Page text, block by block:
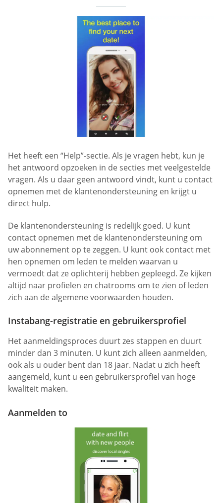
Het heeft een “Help”-sectie. Als je vragen hebt, kun je
het antwoord opzoeken in de secties met veelgestelde
vragen. Als u daar geen antwoord vindt, kunt u contact
opnemen met de klantenondersteuning en krijgt u
direct hulp.
De klantenondersteuning is redelijk goed. U kunt
contact opnemen met de klantenondersteuning om
uw abonnement op te zeggen. U kunt ook contact met
hen opnemen om leden te melden waarvan u
vermoedt dat ze oplichterij hebben gepleegd. Ze kijken
altijd naar profielen en chatrooms om te zien of leden
zich aan de algemene voorwaarden houden.
Instabang-registratie en gebruikersprofiel
Het aanmeldingsproces duurt zes stappen en duurt
minder dan 3 minuten. U kunt zich alleen aanmelden,
ook als u ouder bent dan 18 jaar. Nadat u zich heeft
aangemeld, kunt u een gebruikersprofiel van hoge
kwaliteit maken.
Aanmelden to